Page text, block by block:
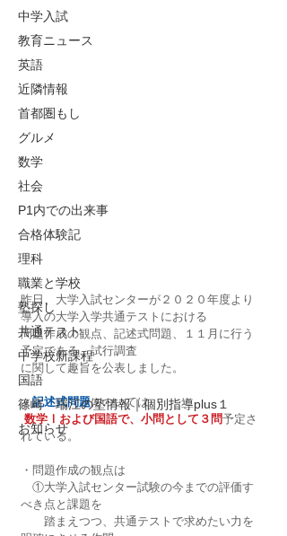
中学入試
教育ニュース
英語
近隣情報
首都圏もし
グルメ
数学
社会
P1内での出来事
合格体験記
理科
職業と学校
塾探し
共通テスト
中学校新課程
国語
篠崎 瑞江の塾情報｜個別指導plus１
お知らせ
昨日、大学入試センターが２０２０年度より
導入の大学入学共通テストにおける
問題作成の観点、記述式問題、１１月に行う
予定である、試行調査
に関して趣旨を公表しました。
・記述式問題については
数学Ⅰおよび国語で、小問として３問予定さ
れている。
・問題作成の観点は
①大学入試センター試験の今までの評価す
べき点と課題を
踏まえつつ、共通テストで求めたい力を